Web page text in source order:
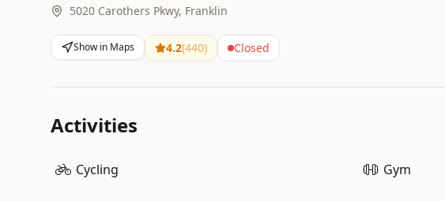
5020 Carothers Pkwy, Franklin
Show in Maps 4.2(440) Closed
Activities
Cycling Gym